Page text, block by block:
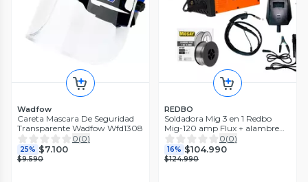
Wadfow
Careta Mascara De Seguridad
Transparente Wadfow Wfd1308
0(0)
25% $7.100
$9.590
REDBO
Soldadora Mig 3 en 1 Redbo
Mig-120 amp Flux + alambre
0.8
0(0)
16% $104.990
$124.990